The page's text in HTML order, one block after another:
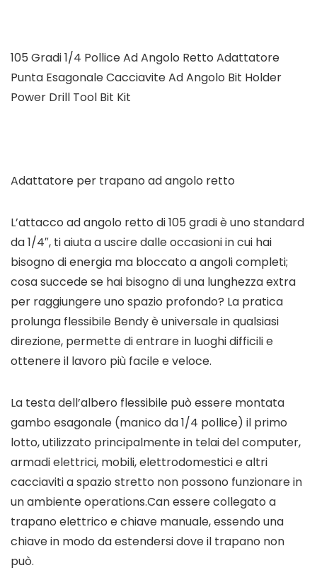
105 Gradi 1/4 Pollice Ad Angolo Retto Adattatore
Punta Esagonale Cacciavite Ad Angolo Bit Holder
Power Drill Tool Bit Kit
Adattatore per trapano ad angolo retto
L’attacco ad angolo retto di 105 gradi è uno standard
da 1/4″, ti aiuta a uscire dalle occasioni in cui hai
bisogno di energia ma bloccato a angoli completi;
cosa succede se hai bisogno di una lunghezza extra
per raggiungere uno spazio profondo? La pratica
prolunga flessibile Bendy è universale in qualsiasi
direzione, permette di entrare in luoghi difficili e
ottenere il lavoro più facile e veloce.
La testa dell’albero flessibile può essere montata
gambo esagonale (manico da 1/4 pollice) il primo
lotto, utilizzato principalmente in telai del computer,
armadi elettrici, mobili, elettrodomestici e altri
cacciaviti a spazio stretto non possono funzionare in
un ambiente operations.Can essere collegato a
trapano elettrico e chiave manuale, essendo una
chiave in modo da estendersi dove il trapano non
può.